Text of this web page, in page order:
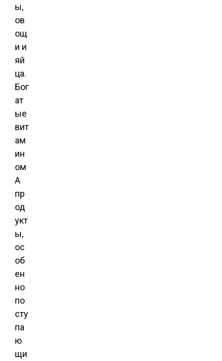
ы,
ов
ощ
и и
яй
ца.
Бог
ат
ые
вит
ам
ин
ом
А
пр
од
укт
ы,
ос
об
ен
но
по
сту
па
ю
щи